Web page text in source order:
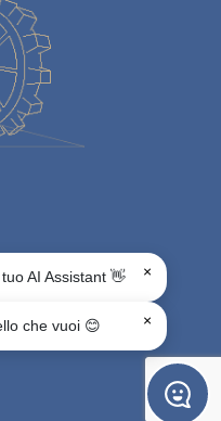
pagepage
Linkedin page
whats app page
AI Assistant 👋 ×
che vuoi 😊 ×